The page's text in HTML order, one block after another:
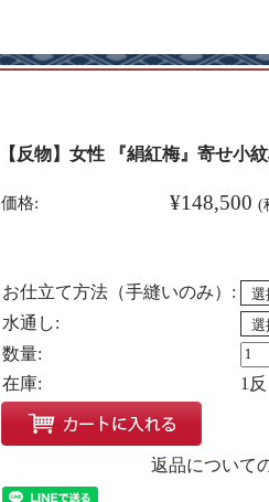
【反物】女性 『絹紅梅』寄せ小
価格: ¥148,500 (
お仕立て方法（手縫いのみ）:
水通し:
数量:
在庫:
1反
返品について